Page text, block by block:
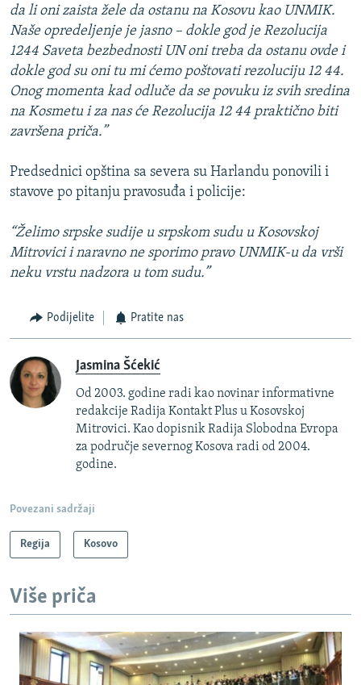
da li oni zaista žele da ostanu na Kosovu kao UNMIK.
Naše opredeljenje je jasno – dokle god je Rezolucija
1244 Saveta bezbednosti UN oni treba da ostanu ovde i
dokle god su oni tu mi ćemo poštovati rezoluciju 12 44.
Onog momenta kad odluče da se povuku iz svih sredina
na Kosmetu i za nas će Rezolucija 12 44 praktično biti
završena priča.”
Predsednici opština sa severa su Harlandu ponovili i
stavove po pitanju pravosuđa i policije:
“Želimo srpske sudije u srpskom sudu u Kosovskoj
Mitrovici i naravno ne sporimo pravo UNMIK-u da vrši
neku vrstu nadzora u tom sudu.”
Podijelite Pratite nas
Jasmina Šćekić
Od 2003. godine radi kao novinar informativne
redakcije Radija Kontakt Plus u Kosovskoj
Mitrovici. Kao dopisnik Radija Slobodna Evropa
za područje severnog Kosova radi od 2004.
godine.
Povezani sadržaji
Regija Kosovo
Više priča